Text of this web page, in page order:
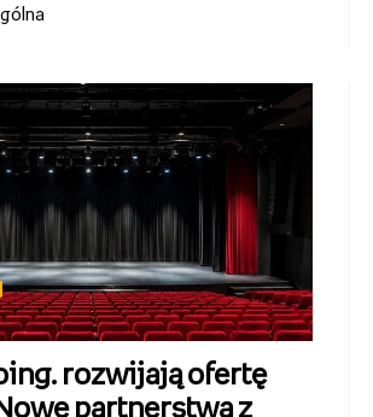
rozwijają ofertę
partnerstwa z